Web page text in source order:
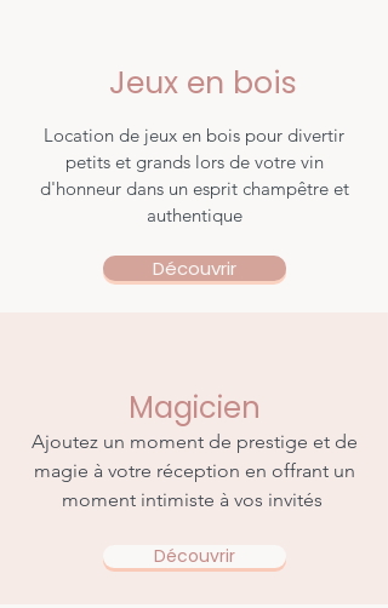
Jeux en bois
Location de jeux en bois pour divertir
petits et grands lors de votre vin
d'honneur dans un esprit champêtre et
authentique
Découvrir
Magicien
Ajoutez un moment de prestige et de
magie à votre réception en offrant un
moment intimiste à vos invités
Découvrir